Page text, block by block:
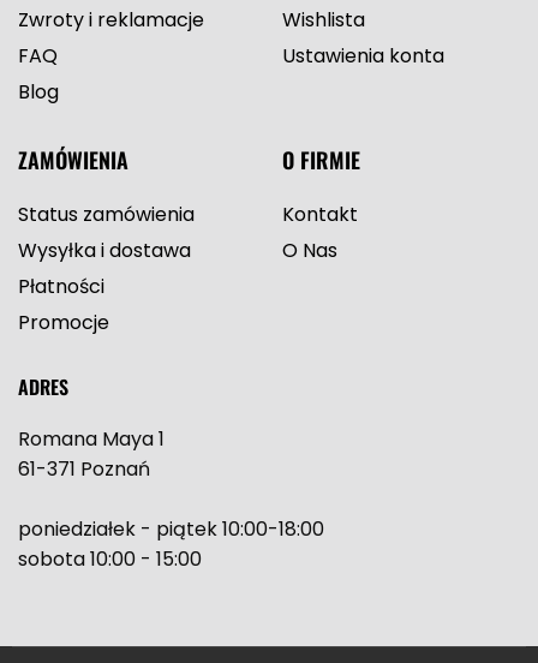
Zwroty i reklamacje
FAQ
Blog
Wishlista
Ustawienia konta
ZAMÓWIENIA
Status zamówienia
Wysyłka i dostawa
Płatności
Promocje
O FIRMIE
Kontakt
O Nas
ADRES
Romana Maya 1
61-371 Poznań
poniedziałek - piątek 10:00-18:00
sobota 10:00 - 15:00